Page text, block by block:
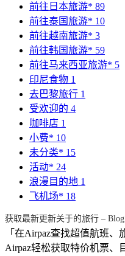
前往日本旅游* 89
前往泰国旅游* 10
前往越南旅游* 3
前往韩国旅游* 59
前往马来西亚旅游* 5
印尼食物 1
去巴黎旅行 1
受欢迎的 4
咖啡店 1
小费* 10
未分类* 15
活动* 24
浪漫目的地 1
飞机场* 18
获取最新更新关于的旅行 –
「在Airpaz查找超值航班
Airpaz轻松获取特价机票